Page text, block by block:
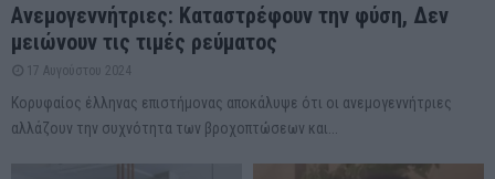
Ανεμογεννήτριες: Καταστρέφουν την φύση, Δεν
μειώνουν τις τιμές ρεύματος
17 Αυγούστου 2024
Κορυφαίος έλληνας επιστήμονας αποκάλυψε ότι οι ανεμογεννήτριες
αλλάζουν την συχνότητα των βροχοπτώσεων και...